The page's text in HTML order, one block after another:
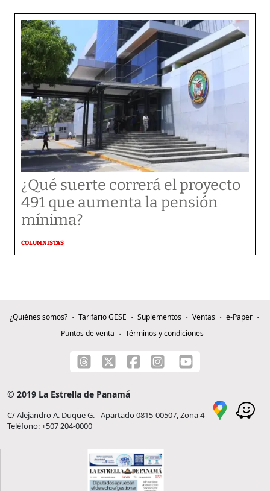
¿Qué suerte correrá el proyecto
491 que aumenta la pensión
mínima?
COLUMNISTAS
¿Quiénes somos? Tarifario GESE Suplementos Ventas
e-Paper
Puntos de venta
Términos y condiciones
© 2019 La Estrella de Panamá
C/ Alejandro A. Duque G. - Apartado 0815-00507, Zona 4
Teléfono: +507 204-0000